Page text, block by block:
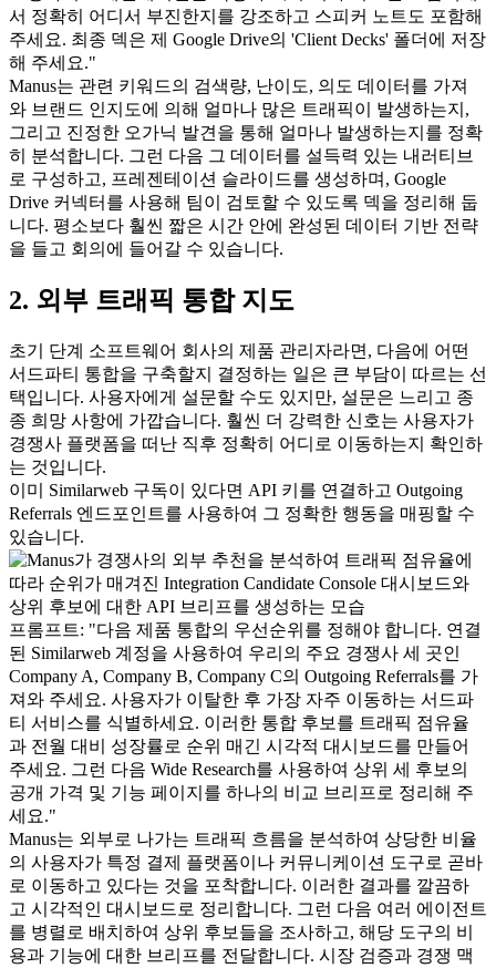
서 정확히 어디서 부진한지를 강조하고 스피커 노트도 포함해
주세요. 최종 덱은 제 Google Drive의 'Client Decks' 폴더에 저장
해 주세요."
Manus는 관련 키워드의 검색량, 난이도, 의도 데이터를 가져
와 브랜드 인지도에 의해 얼마나 많은 트래픽이 발생하는지,
그리고 진정한 오가닉 발견을 통해 얼마나 발생하는지를 정확
히 분석합니다. 그런 다음 그 데이터를 설득력 있는 내러티브
로 구성하고, 프레젠테이션 슬라이드를 생성하며, Google
Drive 커넥터를 사용해 팀이 검토할 수 있도록 덱을 정리해 둡
니다. 평소보다 훨씬 짧은 시간 안에 완성된 데이터 기반 전략
을 들고 회의에 들어갈 수 있습니다.
2. 외부 트래픽 통합 지도
초기 단계 소프트웨어 회사의 제품 관리자라면, 다음에 어떤
서드파티 통합을 구축할지 결정하는 일은 큰 부담이 따르는 선
택입니다. 사용자에게 설문할 수도 있지만, 설문은 느리고 종
종 희망 사항에 가깝습니다. 훨씬 더 강력한 신호는 사용자가
경쟁사 플랫폼을 떠난 직후 정확히 어디로 이동하는지 확인하
는 것입니다.
이미 Similarweb 구독이 있다면 API 키를 연결하고 Outgoing
Referrals 엔드포인트를 사용하여 그 정확한 행동을 매핑할 수
있습니다.
프롬프트: "다음 제품 통합의 우선순위를 정해야 합니다. 연결
된 Similarweb 계정을 사용하여 우리의 주요 경쟁사 세 곳인
Company A, Company B, Company C의 Outgoing Referrals를 가
져와 주세요. 사용자가 이탈한 후 가장 자주 이동하는 서드파
티 서비스를 식별하세요. 이러한 통합 후보를 트래픽 점유율
과 전월 대비 성장률로 순위 매긴 시각적 대시보드를 만들어
주세요. 그런 다음 Wide Research를 사용하여 상위 세 후보의
공개 가격 및 기능 페이지를 하나의 비교 브리프로 정리해 주
세요."
Manus는 외부로 나가는 트래픽 흐름을 분석하여 상당한 비율
의 사용자가 특정 결제 플랫폼이나 커뮤니케이션 도구로 곧바
로 이동하고 있다는 것을 포착합니다. 이러한 결과를 깔끔하
고 시각적인 대시보드로 정리합니다. 그런 다음 여러 에이전트
를 병렬로 배치하여 상위 후보들을 조사하고, 해당 도구의 비
용과 기능에 대한 브리프를 전달합니다. 시장 검증과 경쟁 맥